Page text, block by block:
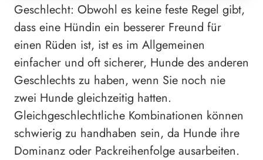
Geschlecht: Obwohl es keine feste Regel gibt,
dass eine Hündin ein besserer Freund für
einen Rüden ist, ist es im Allgemeinen
einfacher und oft sicherer, Hunde des anderen
Geschlechts zu haben, wenn Sie noch nie
zwei Hunde gleichzeitig hatten.
Gleichgeschlechtliche Kombinationen können
schwierig zu handhaben sein, da Hunde ihre
Dominanz oder Packreihenfolge ausarbeiten.